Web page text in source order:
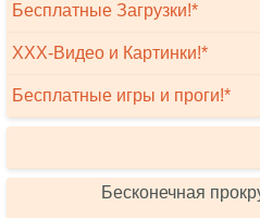
Бесплатные Загрузки!*
XXX-Видео и Картинки!*
Бесплатные игры и проги!*
Бесконечная